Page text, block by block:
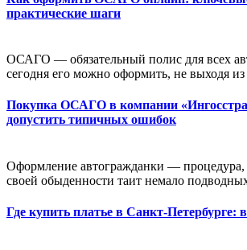
практические шаги
ОСАГО — обязательный полис для всех
сегодня его можно оформить, не выходя
Покупка ОСАГО в компании
допустить типичных ошибок
Оформление автогражданки — процедура,
своей обыденности таит немало
Где купить платье в Санкт-Петербурге: